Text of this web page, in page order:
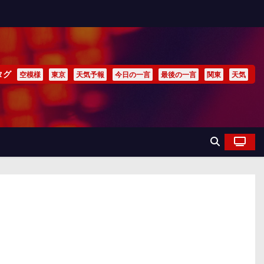
グ 空模様 東京 天気予報 今日の一言 最後の一言 関東 天気